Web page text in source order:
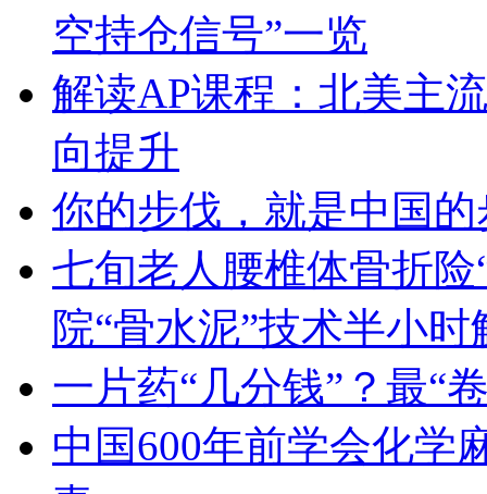
空持仓信号”一览
解读AP课程：北美主
向提升
你的步伐，就是中国的
七旬老人腰椎体骨折
院“骨水泥”技术半小时
一片药“几分钱”？最“
中国600年前学会化学